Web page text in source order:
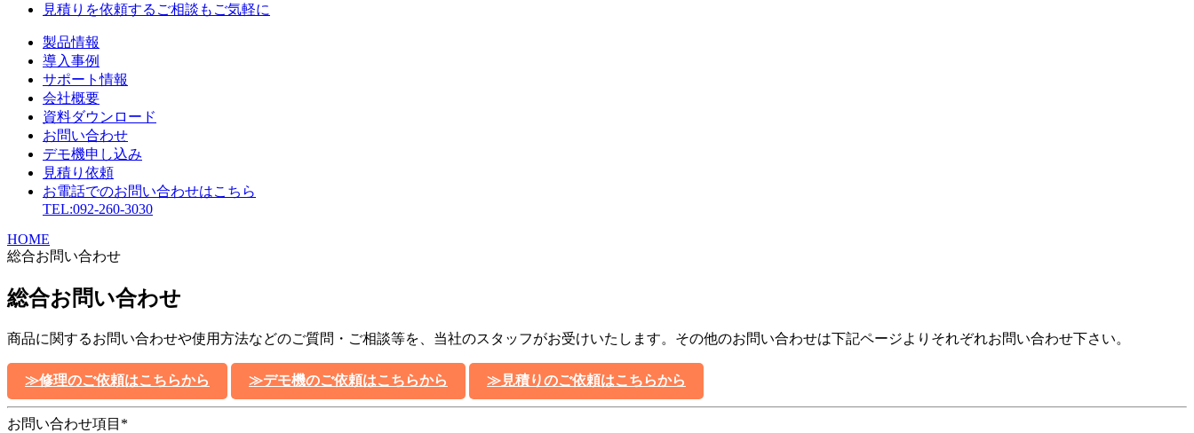
見積りを依頼する ご相談もご気軽に
製品情報
導入事例
サポート情報
会社概要
資料ダウンロード
お問い合わせ
デモ機申し込み
見積り依頼
お電話でのお問い合わせはこちら
TEL:092-260-3030
HOME
総合お問い合わせ
総合お問い合わせ
商品に関するお問い合わせや使用方法などのご質問・ご相談等を、当社のスタッフがお受けいたします。その他のお問い合わせは下記ページよりそれぞれお問い合わせ下さい。
≫修理のご依頼はこちらから ≫デモ機のご依頼はこちらから ≫見積りのご依頼はこちらから
お問い合わせ項目 *